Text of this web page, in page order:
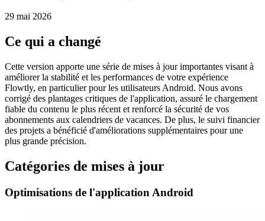
29 mai 2026
Ce qui a changé
Cette version apporte une série de mises à jour importantes visant à
améliorer la stabilité et les performances de votre expérience
Flowtly, en particulier pour les utilisateurs Android. Nous avons
corrigé des plantages critiques de l'application, assuré le chargement
fiable du contenu le plus récent et renforcé la sécurité de vos
abonnements aux calendriers de vacances. De plus, le suivi financier
des projets a bénéficié d'améliorations supplémentaires pour une
plus grande précision.
Catégories de mises à jour
Optimisations de l'application Android